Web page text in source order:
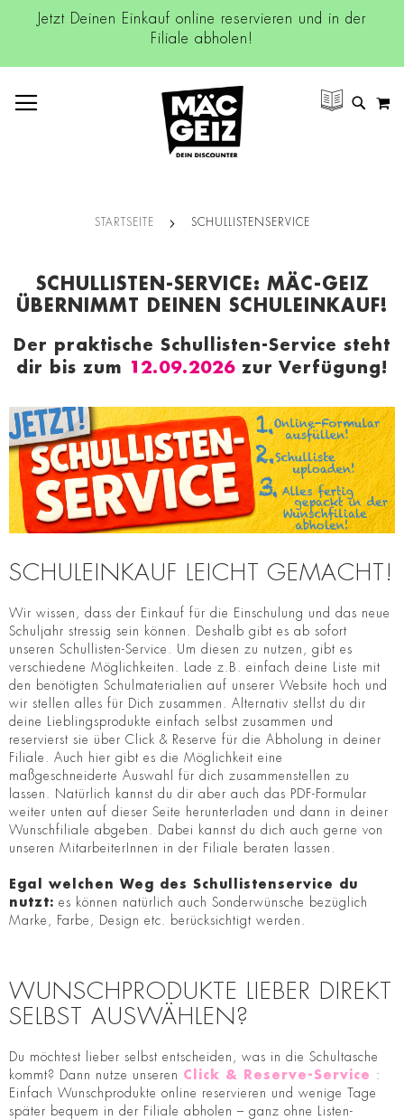
Jetzt Deinen Einkauf online reservieren und in der
Filiale abholen!
SUCHE
STARTSEITE SCHULLISTENSERVICE
SCHULLISTEN-SERVICE: MÄC-GEIZ
ÜBERNIMMT DEINEN SCHULEINKAUF!
Der praktische Schullisten-Service steht
dir bis zum
12.09.2026 zur Verfügung!
SCHULEINKAUF LEICHT GEMACHT!
Wir wissen, dass der Einkauf für die Einschulung und das neue
Schuljahr stressig sein können. Deshalb gibt es ab sofort
unseren Schullisten-Service. Um diesen zu nutzen, gibt es
verschiedene Möglichkeiten. Lade z.B. einfach deine Liste mit
den benötigten Schulmaterialien auf unserer Website hoch und
wir stellen alles für Dich zusammen. Alternativ stellst du dir
deine Lieblingsprodukte einfach selbst zusammen und
reservierst sie über Click & Reserve für die Abholung in deiner
Filiale. Auch hier gibt es die Möglichkeit eine
maßgeschneiderte Auswahl für dich zusammenstellen zu
lassen. Natürlich kannst du dir aber auch das PDF-Formular
weiter unten auf dieser Seite herunterladen und dann in deiner
Wunschfiliale abgeben. Dabei kannst du dich auch gerne von
unseren MitarbeiterInnen in der Filiale beraten lassen.
Egal welchen Weg des Schullistenservice du
nutzt: es können natürlich auch Sonderwünsche bezüglich
Marke, Farbe, Design etc. berücksichtigt werden.
WUNSCHPRODUKTE LIEBER DIREKT
SELBST AUSWÄHLEN?
Du möchtest lieber selbst entscheiden, was in die Schultasche
kommt? Dann nutze unseren Click & Reserve-Service :
Einfach Wunschprodukte online reservieren und wenige Tage
später bequem in der Filiale abholen – ganz ohne Listen-